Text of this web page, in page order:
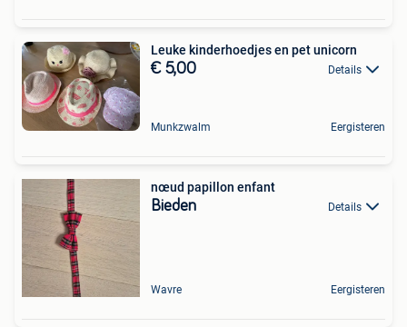
Leuke kinderhoedjes en pet unicorn
€ 5,00 Details
Munkzwalm Eergisteren
nœud papillon enfant
Bieden Details
Wavre Eergisteren